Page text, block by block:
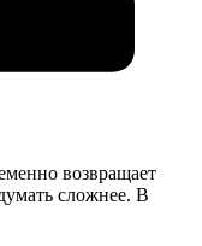
возвращает
сложнее. В